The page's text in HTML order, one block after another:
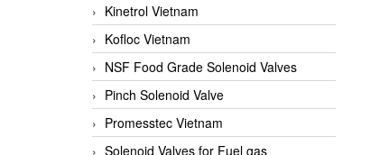
Kinetrol Vietnam
Kofloc Vietnam
NSF Food Grade Solenoid Valves
Pinch Solenoid Valve
Promesstec Vietnam
Solenoid Valves for Fuel gas